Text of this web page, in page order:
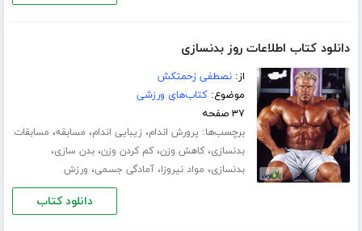
دانلود کتاب اطلاعات روز بدنسازی
از:نصطفی زحمتکش
موضوع:کتاب‌های ورزشی
۳۷ صفحه
برچسب‌ها: پرورش اندام، زیبایی اندام، مسابقه، مسابقات
بدنسازی،کاهش وزن،کم کردن وزن،بدن سازی،
بدنسازی، مواد نیروزا،آمادگی جسمی، ورزش
دانلود کتاب